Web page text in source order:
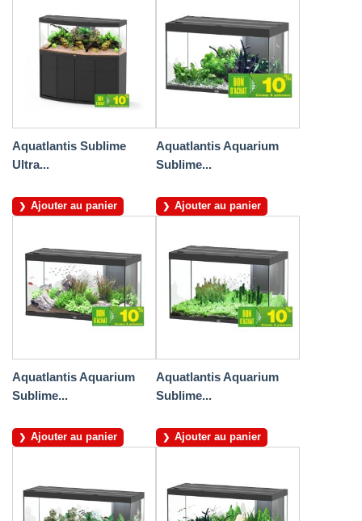
Aquatlantis Sublime
Ultra...
Ajouter au panier
Aquatlantis Aquarium
Sublime...
Ajouter au panier
Aquatlantis Aquarium
Sublime...
Ajouter au panier
Aquatlantis Aquarium
Sublime...
Ajouter au panier